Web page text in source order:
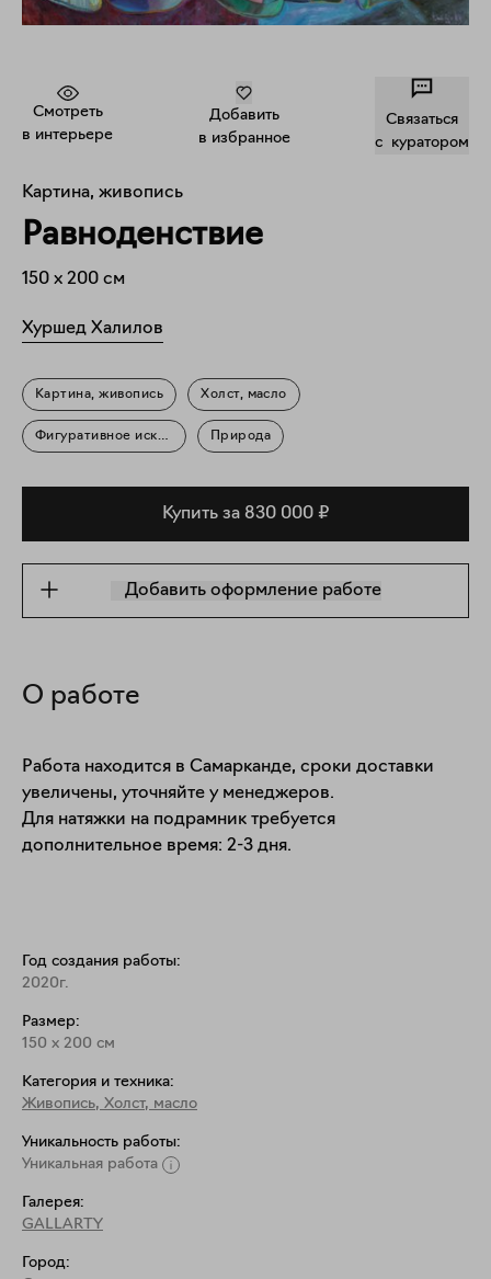
Смотреть
в интерьере
Добавить
в избранное
Связаться
c куратором
Картина, живопись
Равноденствие
150 x 200 см
Хуршед Халилов
Картина, живопись Холст, масло
Фигуративное искусство Природа
Купить за 830 000 ₽
Добавить оформление работе
О работе
Работа находится в Самарканде, сроки доставки
увеличены, уточняйте у менеджеров.
Для натяжки на подрамник требуется
дополнительное время: 2-3 дня.
Год создания работы:
2020г.
Размер:
150 x 200 см
Категория и техника:
Живопись, Холст, масло
Уникальность работы:
Уникальная работа
Галерея:
GALLARTY
Город: